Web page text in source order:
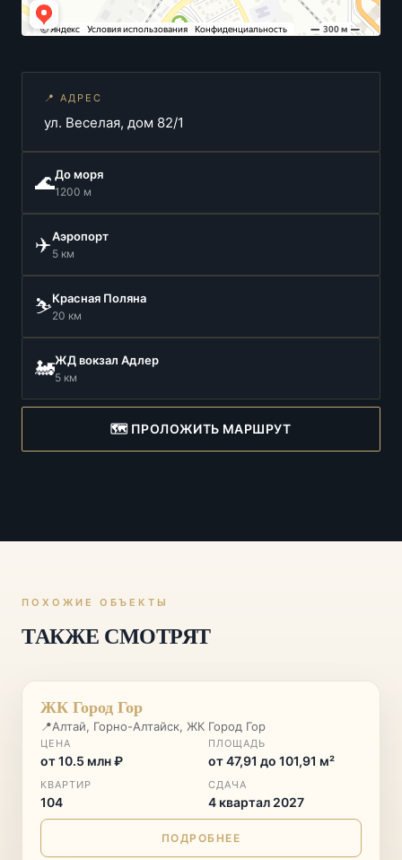
📍 АДРЕС
ул. Веселая, дом 82/1
🌊До моря
1200 м
✈️Аэропорт
5 км
⛷️Красная Поляна
20 км
🚂ЖД вокзал Адлер
5 км
🗺️ ПРОЛОЖИТЬ МАРШРУТ
ПОХОЖИЕ ОБЪЕКТЫ
ТАКЖЕ СМОТРЯТ
ГОРНЫЙ КУРОРТ
ЖК Город Гор
📍Алтай, Горно-Алтайск, ЖК Город Гор
ЦЕНА
от 10.5 млн ₽
ПЛОЩАДЬ
от 47,91 до 101,91 м²
КВАРТИР
104
СДАЧА
4 квартал 2027
ПОДРОБНЕЕ